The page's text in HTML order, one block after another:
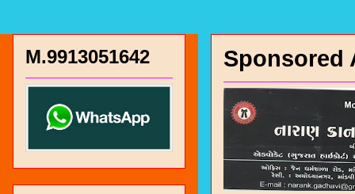
Sponsored
चारण
M.9913051642